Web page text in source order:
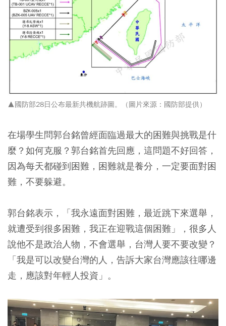
▲國防部28日公布最新共機航跡圖。（圖片來源：國防部提供）
在場學生問郭台銘曾經面臨過最大的困難與挑戰是什
麼？如何克服？郭台銘首先回應，這問題不好回答，
因為每天都碰到困難，困難就是養分，一定要面對困
難，不要躲避。
郭台銘表示，「我永遠面對困難，最近跳下來選舉，
就遭受到很多困難，我正在迎戰這個困難」，很多人
說他不是政治人物，不會選舉，台灣人要不要改變？
「我是可以改變台灣的人，告訴大家台灣應該往哪邊
走，應該對年輕人投資」。